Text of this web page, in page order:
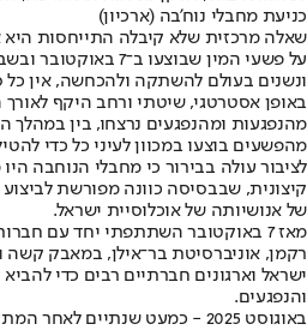
כניעת מחבלי נוח'בה (ארכיון)
שאלה מרכזית שלא קיבלה התייחסות היא
על פשעי המין שבוצעו ב־7
ונשנים בעולם להשתקה ולהכחשה, אין כל
באופן אסטרטגי, שיטתי ורחב היקף
מהנפגעות ומהנפגעים נרצחו, בין במהלך
מהפשעים בוצעו במכוון לעיני כל כדי
לציבור עולה בבירור כי מחבלי הנוחבה היו
קיצונית, שבבסיסה כוונה מפורשת
של אנושיותה של אוכלוסיית ישראל.
מאז 7 באוקטובר השתתפתי יחד עם
רקמן, אוניברסיטת בר־אילן, במאבק קשה
ישראל וארגונים חברתיים רבים כדי
והנפגעים.
באוגוסט 2025 - כמעט שנתיים